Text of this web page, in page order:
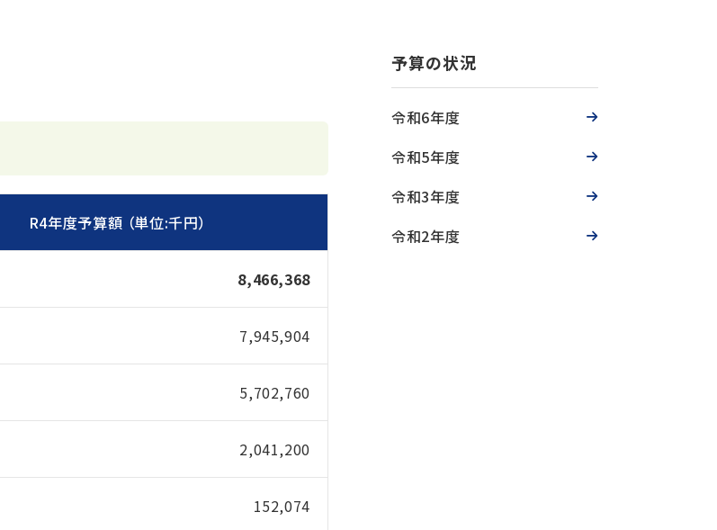
R4年度予算額 （単位:千円）
8,466,368
7,945,904
5,702,760
2,041,200
152,074
予算の状況
令和6年度
令和5年度
令和3年度
令和2年度